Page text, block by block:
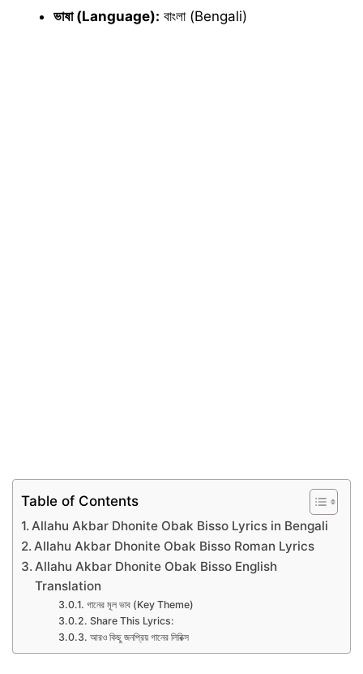
ভাষা (Language): বাংলা (Bengali)
Table of Contents
Allahu Akbar Dhonite Obak Bisso Lyrics in Bengali
Allahu Akbar Dhonite Obak Bisso Roman Lyrics
Allahu Akbar Dhonite Obak Bisso English
Translation
গানের মূল ভাব (Key Theme)
Share This Lyrics:
আরও কিছু জনপ্রিয় গানের লিরিক্স